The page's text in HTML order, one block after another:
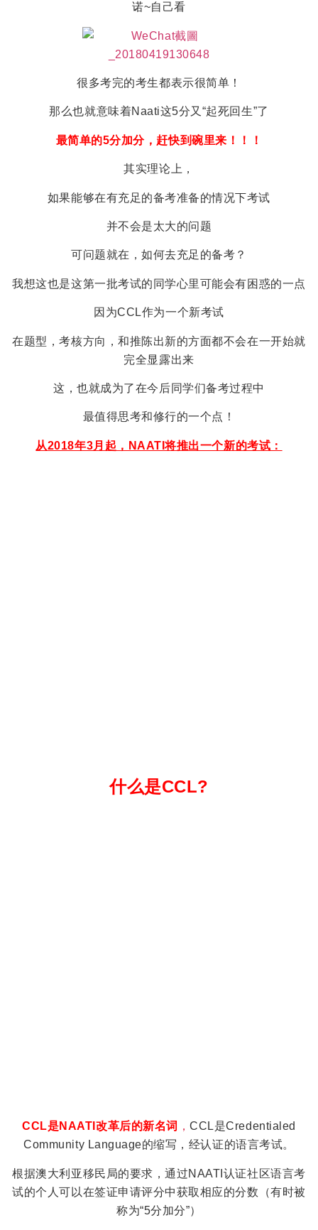
诺~自己看
很多考完的考生都表示很简单！
那么也就意味着Naati这5分又“起死回生”了
最简单的5分加分，赶快到碗里来！！！
其实理论上，
如果能够在有充足的备考准备的情况下考试
并不会是太大的问题
可问题就在，如何去充足的备考？
我想这也是这第一批考试的同学心里可能会有困惑的一点
因为CCL作为一个新考试
在题型，考核方向，和推陈出新的方面都不会在一开始就
完全显露出来
这，也就成为了在今后同学们备考过程中
最值得思考和修行的一个点！
从2018年3月起，NAATI将推出一个新的考试：
什么是CCL?
CCL是NAATI改革后的新名词 ，CCL是Credentialed
Community Language的缩写，经认证的语言考试。
根据澳大利亚移民局的要求，通过NAATI认证社区语言考
试的个人可以在签证申请评分中获取相应的分数（有时被
称为“5分加分”）